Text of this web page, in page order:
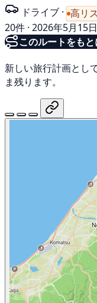
ドライブ · 高リ
20件 · 2026年5月15
このルートをも
新しい旅行計画とし
ま残ります。